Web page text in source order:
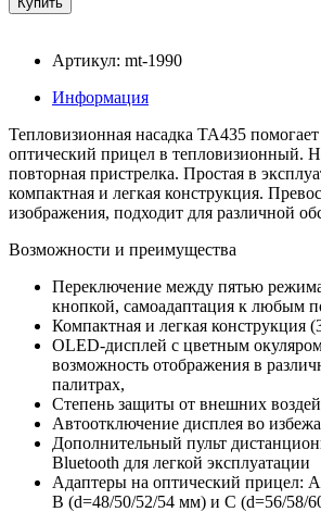
Артикул: mt-1990
Информация
Тепловизионная насадка TA435
оптический прицел в тепловизионный.
повторная пристрелка. Простая в
компактная и легкая конструкция.
изображения, подходит для различной
Возможности и преимущества
Переключение между пятью
кнопкой, самоадаптация к любым
Компактная и легкая конструкция
OLED-дисплей с цветным
возможность отображения в
палитрах,
Степень защиты от внешних
Автоотключение дисплея во
Дополнительный пульт
Bluetooth для легкой эксплуатации
Адаптеры на оптический прицел:
B (d=48/50/52/54 мм) и C (d=56/58/